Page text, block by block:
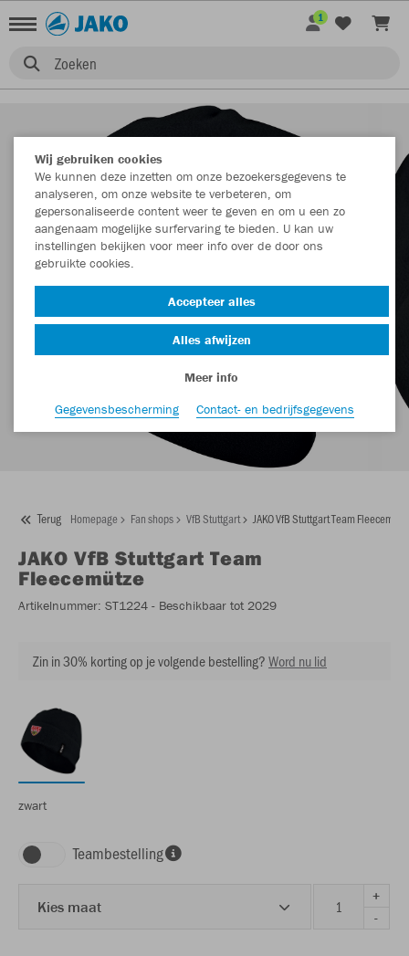
Zoeken
1
Terug Homepage Fan shops VfB Stuttgart JAKO VfB Stuttgart Team
JAKO VfB Stuttgart Team
Fleecemütze
Artikelnummer: ST1224 - Beschikbaar tot 2029
Zin in 30% korting op je volgende bestelling?Word nu lid
zwart
Teambestelling
Kies maat
+
-
Wij gebruiken cookies
We kunnen deze inzetten om onze bezoekersgegevens te
analyseren, om onze website te verbeteren, om
gepersonaliseerde content weer te geven en om u een zo
aangenaam mogelijke surfervaring te bieden. U kan uw
instellingen bekijken voor meer info over de door ons
gebruikte cookies.
Accepteer alles
Alles afwijzen
Meer info
Gegevensbescherming
Contact- en bedrijfsgegevens